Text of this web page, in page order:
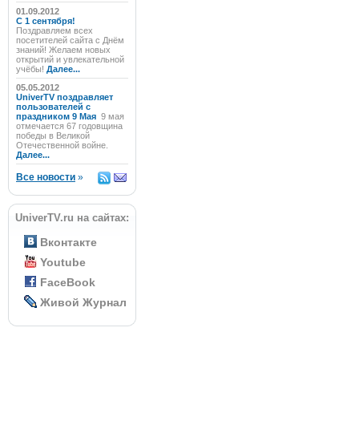
01.09.2012
C 1 сентября!
Поздравляем всех
посетителей сайта с Днём
знаний! Желаем новых
открытий и увлекательной
учёбы! Далее...
05.05.2012
UniverTV поздравляет
пользователей с
праздником 9 Мая 9 мая
отмечается 67 годовщина
победы в Великой
Отечественной войне.
Далее...
Все новости »
UniverTV.ru на сайтах:
Вконтакте
Youtube
FaceBook
Живой Журнал